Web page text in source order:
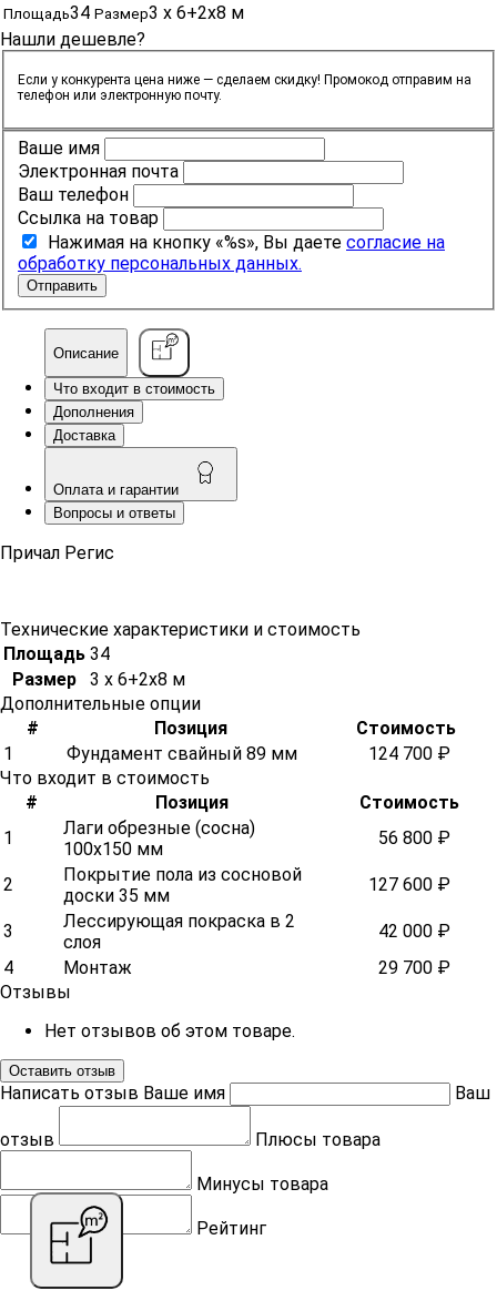
Площадь34 Размер3 х 6+2х8 м
Нашли дешевле?
Если у конкурента цена ниже — сделаем скидку! Промокод отправим на
телефон или электронную почту.
Ваше имя
Электронная почта
Ваш телефон
Ссылка на товар
Нажимая на кнопку «%s», Вы даете согласие на
обработку персональных данных.
Отправить
Описание
Что входит в стоимость
Дополнения
Доставка
Оплата и гарантии
Вопросы и ответы
Причал Регис
Технические характеристики и стоимость
Площадь 34
Размер
3 х 6+2х8 м
Дополнительные опции
#
Позиция
Стоимость
1
Фундамент свайный 89 мм
124 700 ₽
Что входит в стоимость
#
Позиция
Стоимость
1
Лаги обрезные (сосна)
100х150 мм
56 800 ₽
2
Покрытие пола из сосновой
доски 35 мм
127 600 ₽
3
Лессирующая покраска в 2
слоя
42 000 ₽
4
Монтаж
29 700 ₽
Отзывы
Нет отзывов об этом товаре.
Оставить отзыв
Написать отзыв Ваше имя Ваш
отзыв Плюсы товара
Минусы товара
Рейтинг